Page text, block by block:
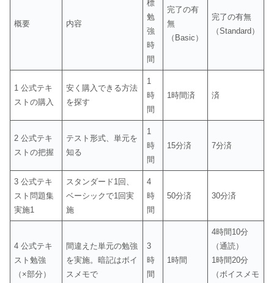
概要 内容
標
勉
強
時
間
完了の有
無
（Basic）
完了の有無
（Standard）
1 公式テキ
ストの購入
安く購入できる方法
を探す
1
時
間
1時間済 済
2 公式テキ
ストの把握
テスト形式、単元を
知る
1
時
間
15分済 7分済
3 公式テキ
スト問題集
実施1
スタンダード1回、
ベーシックで1回実
施
4
時
間
50分済 30分済
4 公式テキ
スト勉強
（×部分）
間違えた単元の勉強
を実施。暗記はボイ
スメモで
3
時
間
1時間
4時間10分
（通読）
1時間20分
（ボイスメモ